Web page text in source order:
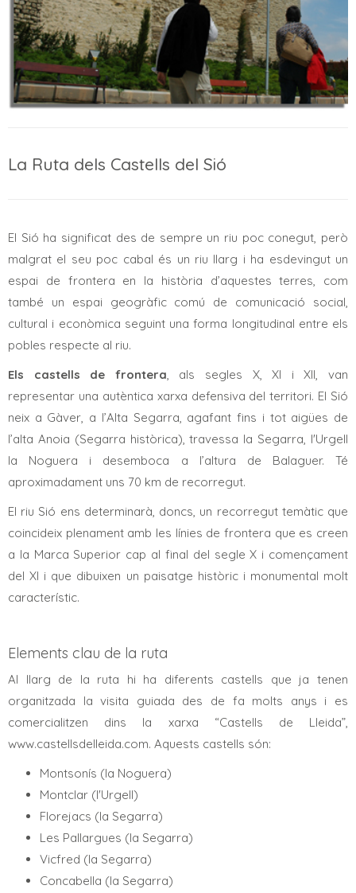
La Ruta dels Castells del Sió
El Sió ha significat des de sempre un riu poc conegut, però
malgrat el seu poc cabal és un riu llarg i ha esdevingut un
espai de frontera en la història d’aquestes terres, com
també un espai geogràfic comú de comunicació social,
cultural i econòmica seguint una forma longitudinal entre els
pobles respecte al riu.
Els castells de frontera , als segles X, XI i XII, van
representar una autèntica xarxa defensiva del territori. El Sió
neix a Gàver, a l’Alta Segarra, agafant fins i tot aigües de
l’alta Anoia (Segarra històrica), travessa la Segarra, l'Urgell
la Noguera i desemboca a l’altura de Balaguer. Té
aproximadament uns 70 km de recorregut.
El riu Sió ens determinarà, doncs, un recorregut temàtic que
coincideix plenament amb les línies de frontera que es creen
a la Marca Superior cap al final del segle X i començament
del XI i que dibuixen un paisatge històric i monumental molt
característic.
Elements clau de la ruta
Al llarg de la ruta hi ha diferents castells que ja tenen
organitzada la visita guiada des de fa molts anys i es
comercialitzen dins la xarxa “Castells de Lleida”,
www.castellsdelleida.com. Aquests castells són:
Montsonís (la Noguera)
Montclar (l'Urgell)
Florejacs (la Segarra)
Les Pallargues (la Segarra)
Vicfred (la Segarra)
Concabella (la Segarra)